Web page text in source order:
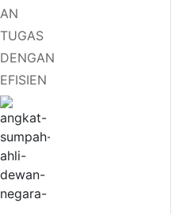
AN
TUGAS
DENGAN
EFISIEN